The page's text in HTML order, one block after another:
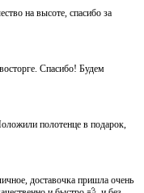
на высоте, спасибо за
Спасибо! Будем
полотенце в подарок,
доставочка пришла очень